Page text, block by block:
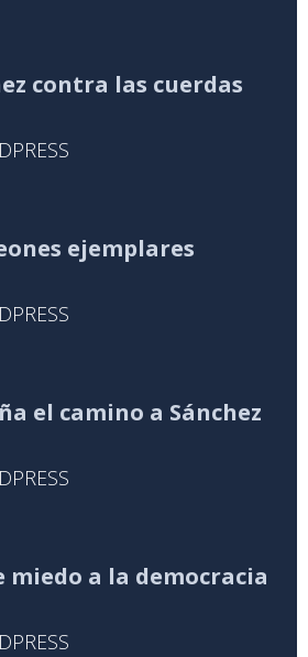
contra las cuerdas
ejemplares
el camino a Sánchez
miedo a la democracia